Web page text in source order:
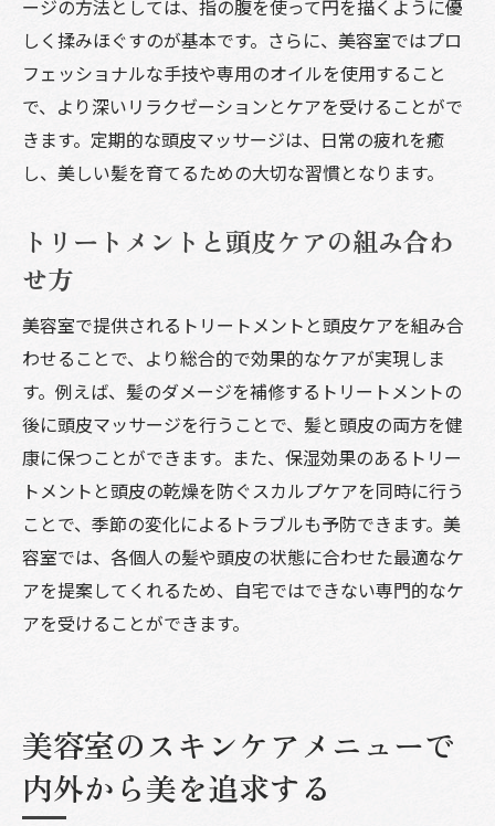
ージの方法としては、指の腹を使って円を描くように優
しく揉みほぐすのが基本です。さらに、美容室ではプロ
フェッショナルな手技や専用のオイルを使用すること
で、より深いリラクゼーションとケアを受けることがで
きます。定期的な頭皮マッサージは、日常の疲れを癒
し、美しい髪を育てるための大切な習慣となります。
トリートメントと頭皮ケアの組み合わ
せ方
美容室で提供されるトリートメントと頭皮ケアを組み合
わせることで、より総合的で効果的なケアが実現しま
す。例えば、髪のダメージを補修するトリートメントの
後に頭皮マッサージを行うことで、髪と頭皮の両方を健
康に保つことができます。また、保湿効果のあるトリー
トメントと頭皮の乾燥を防ぐスカルプケアを同時に行う
ことで、季節の変化によるトラブルも予防できます。美
容室では、各個人の髪や頭皮の状態に合わせた最適なケ
アを提案してくれるため、自宅ではできない専門的なケ
アを受けることができます。
美容室のスキンケアメニューで
内外から美を追求する